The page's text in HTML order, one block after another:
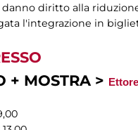
diritto alla
l'integrazione in
+ MOSTRA >